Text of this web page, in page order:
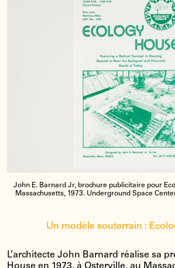
John E. Barnard Jr, brochure publicitaire pour
Massachusetts, 1973. Underground Space
Un modèle souterrain :
L’architecte John Barnard réalise sa